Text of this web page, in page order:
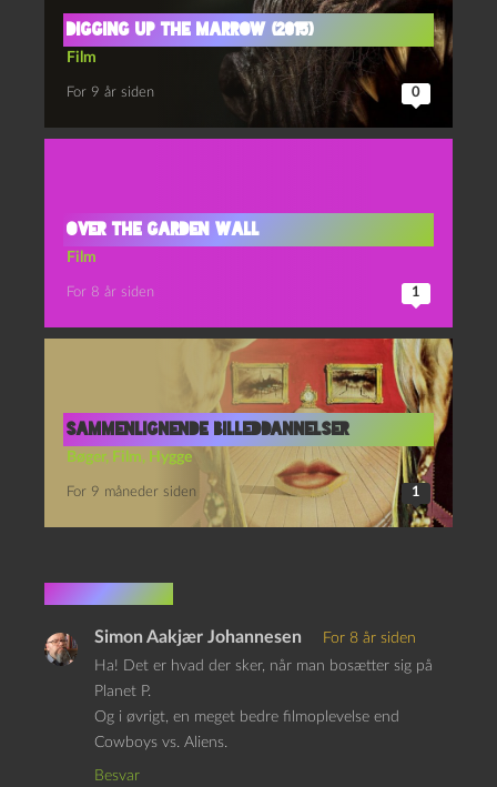
Digging Up the Marrow (2015)
Film
For 9 år siden 0
Over the Garden Wall
Film
For 8 år siden 1
sammenlignende billeddannelser
Bøger, Film, Hygge
For 9 måneder siden 1
1 kommentar
Simon Aakjær Johannesen
For 8 år siden
Ha! Det er hvad der sker, når man bosætter sig på
Planet P.
Og i øvrigt, en meget bedre filmoplevelse end
Cowboys vs. Aliens.
Besvar